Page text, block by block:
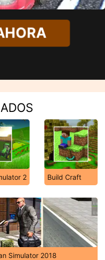
2 Build Craft
Simulator 2018